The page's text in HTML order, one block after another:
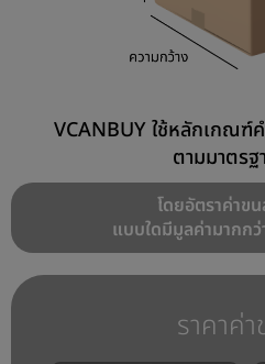
VCANBUY ใช้หลักเกณฑ์
ตามมาตรฐ
โดยอัตราค่าข
แบบใดมีมูลค่ามากก
ราคาค่